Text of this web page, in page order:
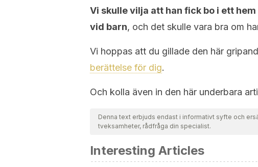
Vi skulle vilja att han fick bo i ett
vid barn, och det skulle vara bra om
Vi hoppas att du gillade den här
berättelse för dig.
Och kolla även in den här underbara
Denna text erbjuds endast i informativt syfte och
tveksamheter, rådfråga din specialist.
Interesting Articles